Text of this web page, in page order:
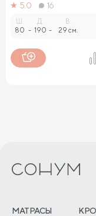
5.0
16
80 -
Д.
190 -
В.
29 см.
МАТРАСЫ